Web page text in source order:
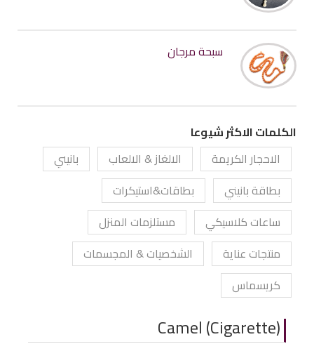
سبحة مرجان
الكلمات الاكثر شيوعا
الاحجار الكريمة
الالغاز & الالعاب
بانيني
بطاقة بانيني
بطاقات&استيكرات
ساعات كلاسيكي
مستلزمات المنزل
منتجات عناية
الشخصيات & المجسمات
كريسماس
Camel (cigarette)